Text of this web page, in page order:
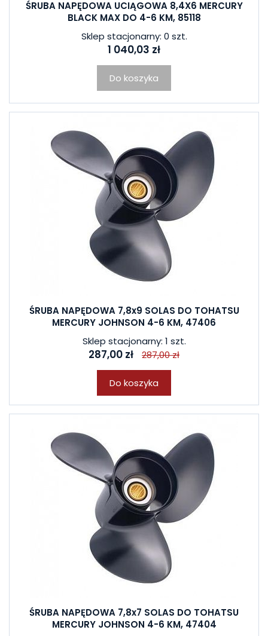
ŚRUBA NAPĘDOWA UCIĄGOWA 8,4X6 MERCURY
BLACK MAX DO 4-6 KM, 85118
Sklep stacjonarny: 0 szt.
1 040,03 zł
Do koszyka
ŚRUBA NAPĘDOWA 7,8x9 SOLAS DO TOHATSU
MERCURY JOHNSON 4-6 KM, 47406
Sklep stacjonarny: 1 szt.
287,00 zł 287,00 zł
Do koszyka
ŚRUBA NAPĘDOWA 7,8x7 SOLAS DO TOHATSU
MERCURY JOHNSON 4-6 KM, 47404